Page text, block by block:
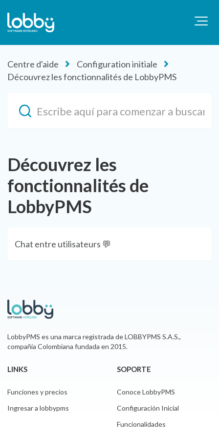
Centre d'aide
Configuration initiale
Découvrez les fonctionnalités de LobbyPMS
Découvrez les
fonctionnalités de
LobbyPMS
Chat entre utilisateurs 💬
LobbyPMS es una marca registrada de LOBBYPMS S.A.S.,
compañía Colombiana fundada en 2015.
LINKS
Funciones y precios
Ingresar a lobbypms
SOPORTE
Conoce LobbyPMS
Configuración Inicial
Funcionalidades